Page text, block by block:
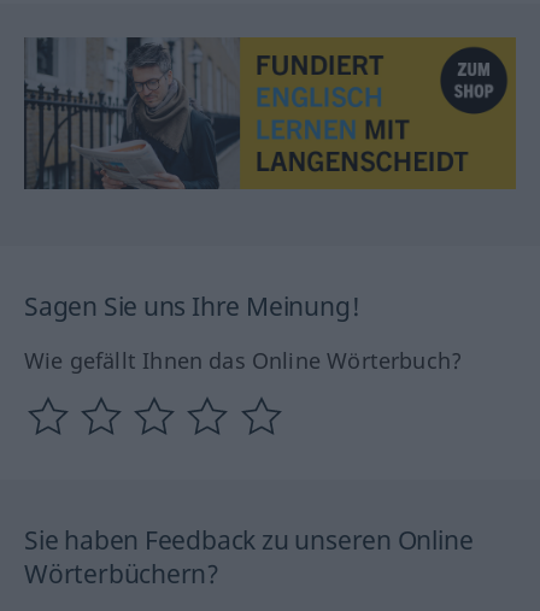
Sagen Sie uns Ihre Meinung!
Wie gefällt Ihnen das Online Wörterbuch?
Sie haben Feedback zu unseren Online
Wörterbüchern?